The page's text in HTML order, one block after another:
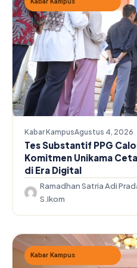
Kabar KampusAgustus 4, 2026
Tes Substantif PPG
Komitmen Unikama
di Era Digital
Ramadhan Satria Adi
S.Ikom
Kabar Kampus